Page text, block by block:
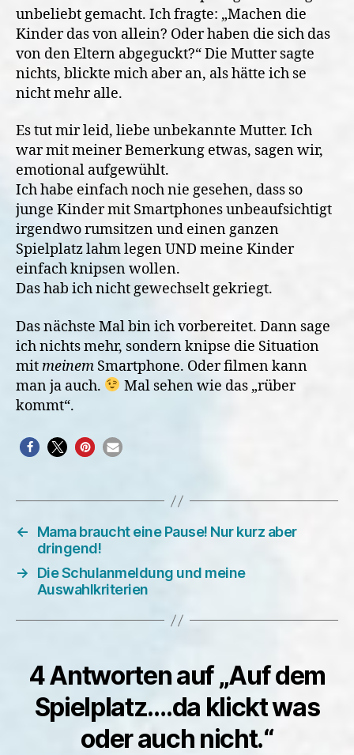
unbeliebt gemacht. Ich fragte: „Machen die
Kinder das von allein? Oder haben die sich das
von den Eltern abgeguckt?“ Die Mutter sagte
nichts, blickte mich aber an, als hätte ich se
nicht mehr alle.
Es tut mir leid, liebe unbekannte Mutter. Ich
war mit meiner Bemerkung etwas, sagen wir,
emotional aufgewühlt.
Ich habe einfach noch nie gesehen, dass so
junge Kinder mit Smartphones unbeaufsichtigt
irgendwo rumsitzen und einen ganzen
Spielplatz lahm legen UND meine Kinder
einfach knipsen wollen.
Das hab ich nicht gewechselt gekriegt.
Das nächste Mal bin ich vorbereitet. Dann sage
ich nichts mehr, sondern knipse die Situation
mitmeinem Smartphone. Oder filmen kann
man ja auch.
Mal sehen wie das „rüber
kommt“.
←
Mama braucht eine Pause! Nur kurz aber
dringend!
→
Die Schulanmeldung und meine
Auswahlkriterien
4 Antworten auf „Auf dem
Spielplatz….da klickt was
oder auch nicht.“